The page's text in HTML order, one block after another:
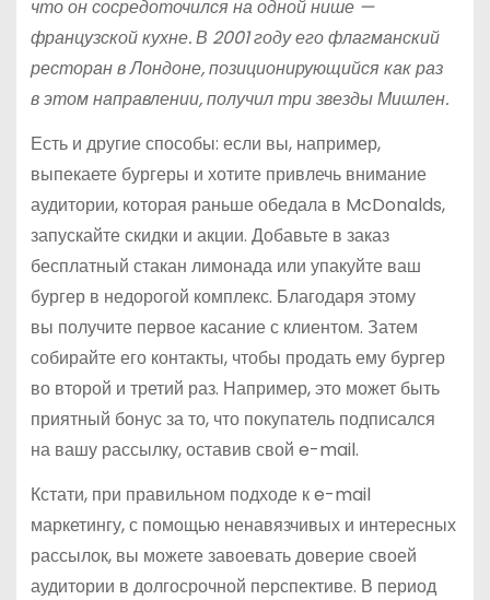
что он сосредоточился на одной нише —
французской кухне. В 2001 году его флагманский
ресторан в Лондоне, позиционирующийся как раз
в этом направлении, получил три звезды Мишлен.
Есть и другие способы: если вы, например,
выпекаете бургеры и хотите привлечь внимание
аудитории, которая раньше обедала в McDonalds,
запускайте скидки и акции. Добавьте в заказ
бесплатный стакан лимонада или упакуйте ваш
бургер в недорогой комплекс. Благодаря этому
вы получите первое касание с клиентом. Затем
собирайте его контакты, чтобы продать ему бургер
во второй и третий раз. Например, это может быть
приятный бонус за то, что покупатель подписался
на вашу рассылку, оставив свой e-mail.
Кстати, при правильном подходе к e-mail
маркетингу, с помощью ненавязчивых и интересных
рассылок, вы можете завоевать доверие своей
аудитории в долгосрочной перспективе. В период